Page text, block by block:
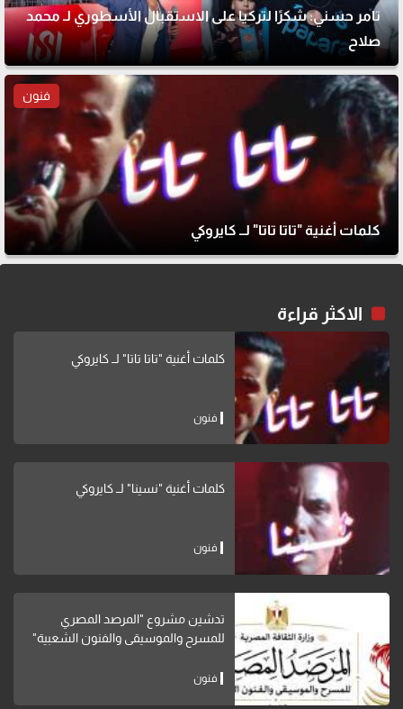
تامر حسني: شكرًا لتركيا على الاستقبال الأسطوري لـ محمد
صلاح
فنون
كلمات أغنية "تاتا تاتا" لــ كايروكي
الاكثر قراءة
كلمات أغنية "تاتا تاتا" لــ كايروكي
فنون
كلمات أغنية "نسينا" لــ كايروكي
فنون
تدشين مشروع "المرصد المصري
للمسرح والموسيقى والفنون الشعبية"
فنون